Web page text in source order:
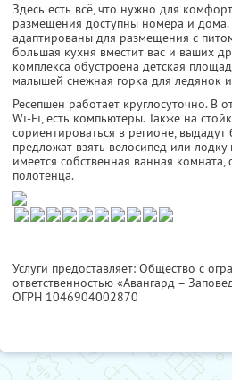
Здесь есть всё, что нужно для
размещения доступны номера и
адаптированы для размещения с
большая кухня вместит вас и ваших
комплекса обустроена детская
малышей снежная горка для ледянок
Ресепшен работает круглосуточно. В
Wi-Fi, есть компьютеры. Также на
сориентироваться в регионе, выдадут
предложат взять велосипед или
имеется собственная ванная
полотенца.
Услуги предоставляет: Общество с
ответственностью «Авангард –
ОГРН 1046904002870